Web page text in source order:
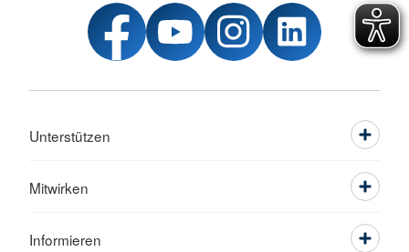
Unterstützen
Mitwirken
Informieren